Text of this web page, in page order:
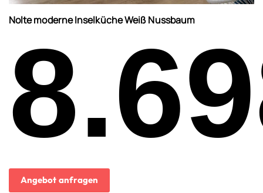
Nolte moderne Inselküche Weiß Nussbaum
Angebot anfragen